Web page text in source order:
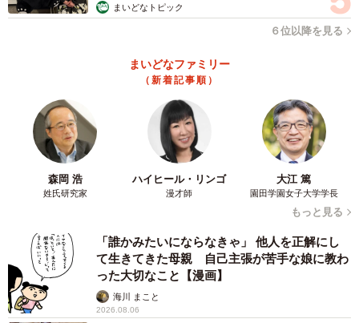
まいどなトピック
６位以降を見る
まいどなファミリー
（新着記事順）
森岡 浩
姓氏研究家
ハイヒール・リンゴ
漫才師
大江 篤
園田学園女子大学学長
もっと見る
「誰かみたいにならなきゃ」 他人を正解にし
て生きてきた母親 自己主張が苦手な娘に教わ
った大切なこと【漫画】
海川 まこと
2026.08.06